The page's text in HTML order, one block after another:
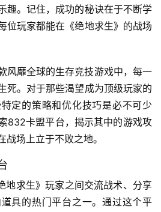
趣。记住，成功的秘诀在于不断学
位玩家都能在《绝地求生》的战场
风靡全球的生存竞技游戏中，每一
死。对于那些渴望成为顶级玩家的
定的策略和优化技巧是必不可少
832卡盟平台，揭示其中的游戏攻
场上立于不败之地。
地求生》玩家之间交流战术、分享
具的热门平台之一。通过这个平